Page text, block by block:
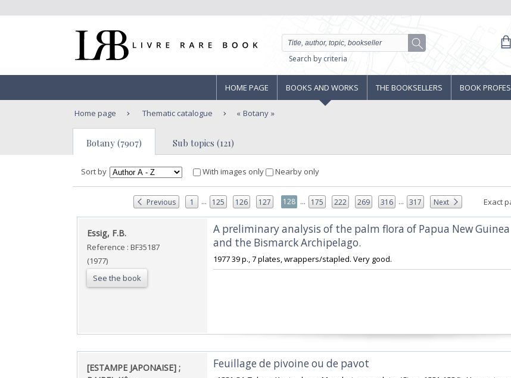
Search by criteria
HOME PAGE BOOKS AND WORKS THE BOOKSELLERS BOOK
Home page Thematic catalogue Botany
Botany (7907) Sub topics (121)
Sort by With images only Nearby only
Previous 1 ... 125 126 127 128 ... 175 222 269 316 ... 317 Next Exact
‎Essig, F.B.‎
Reference : BF35187
(1977)
See the book
‎A preliminary analysis of the palm flora of Papua New Guinea
and the Bismarck Archipelago.‎
‎1977 39 p., 7 plates, wrappers/stapled. Very good.‎
‎[ESTAMPE JAPONAISE] ;
‎Feuillage de pivoine ou de pavot‎